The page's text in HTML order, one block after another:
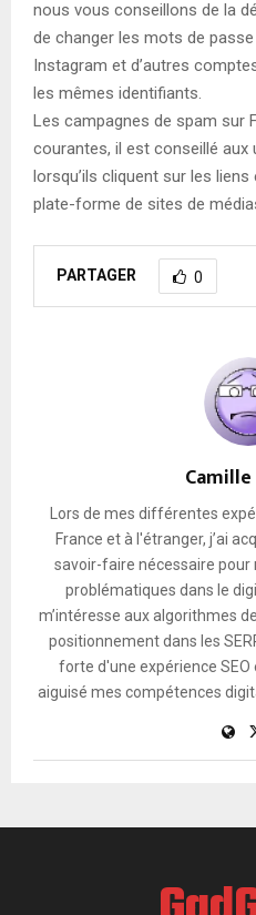
nous vous conseillons de la
de changer les mots de
Instagram et d’autres
les mêmes identifiants.
Les campagnes de spam sur
courantes, il est conseillé aux
lorsqu’ils cliquent sur les
plate-forme de sites de
PARTAGER 0
Lors de mes différentes
France et à l'étranger, j’ai
savoir-faire nécessaire pour
problématiques dans le
m’intéresse aux algorithmes
positionnement dans les
forte d'une expérience
aiguisé mes compétences